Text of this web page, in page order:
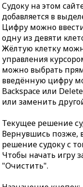
Судоку на этом
добавляется в
Цифру можно
одну из девяти
Жёлтую клетку
управления
можно выбрать
введённую цифру
Backspace или
или заменить
Текущее решение
Вернувшись позже,
решение судоку с
Чтобы начать игру
"Очистить".